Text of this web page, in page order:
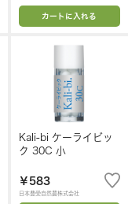
カートに入れる
Kali-bi ケーライビッ
ク 30C 小
￥583
日本豊受自然農株式会社